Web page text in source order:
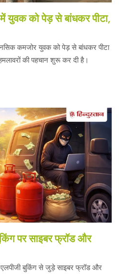
युवक को पेड़ से बांधकर पीटा,
कमजोर युवक को पेड़ से बांधकर पीटा
की पहचान शुरू कर दी है।
पर साइबर फ्रॉड और
बुकिंग से जुड़े साइबर फ्रॉड और